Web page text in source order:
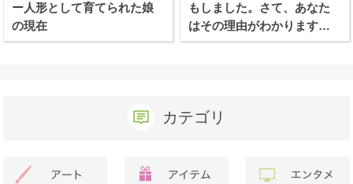
ー人形として育てられた娘
の現在
もしました。さて、あなた
はその理由がわかります
か？
カテゴリ